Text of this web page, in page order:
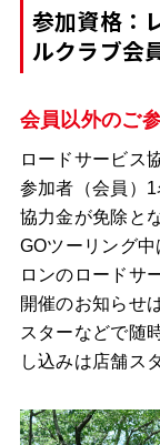
参加資格：
ルクラブ会
会員以外のご
ロードサービス
参加者（会員）
協力金が免除と
GOツーリング
ロンのロードサ
開催のお知らせ
スターなどで随
し込みは店舗ス